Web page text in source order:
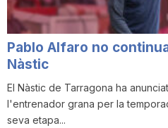
Pablo Alfaro no
Nàstic
El Nàstic de Tarragona ha
l'entrenador grana per la
seva etapa...